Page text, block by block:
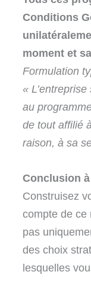
Conditions
moment et
Formulation
«
au
de tout affilié
raison, à sa
Conclusion
Construisez
compte de ce
pas
des choix
lesquelles